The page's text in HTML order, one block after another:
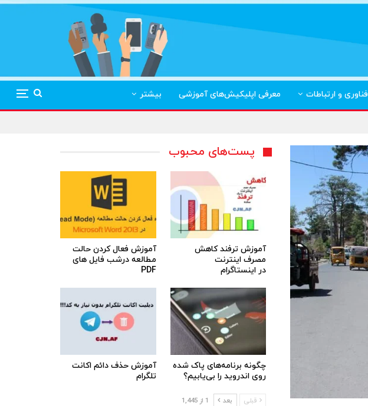
فناوری و ارتباطات معرفی اپلیکیش‌های آموزشی بیشتر
پست‌های محبوب
آموزش ترفند کاهش
مصرف اینترنت
در اینستاگرام
آموزش فعال کردن حالت
مطالعه درشب فایل های
PDF
چگونه برنامه‌های پاک شده
روی اندروید را بی‌یابیم؟
آموزش حذف دائم اکانت
تلگرام
قبلی بعد 1 از 1,445